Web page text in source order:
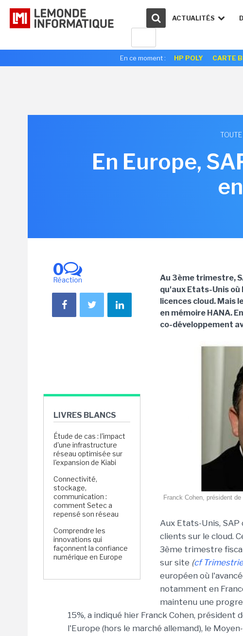
ACTUALITÉS
En ce moment : HP POLY CARTE
En Europe,
0
Réaction
LIVRES BLANCS
Étude de cas : l'impact
d'une infrastructure
réseau optimisée sur
l'expansion de Kiabi
Connectivité,
stockage,
communication :
comment Setec a
repensé son réseau
Comprendre les
innovations qui
façonnent la confiance
numérique en Europe
Au 3ème trimestre,
qu'aux Etats-Unis
licences cloud. Mais
en mémoire HANA.
co-développement
Franck Cohen, président
Aux Etats-Unis,
clients sur le cloud.
3ème trimestre
sur site (cf
européen où
notamment en
maintenu une
15%, a indiqué hier Franck Cohen, président
l'Europe (hors le marché allemand), le